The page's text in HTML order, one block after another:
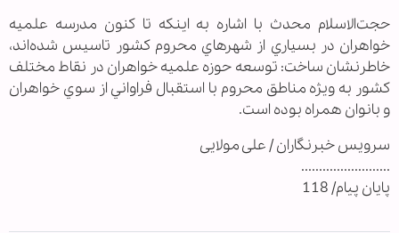
حجت‌الاسلام محدث با اشاره به اينكه تا كنون مدرسه علميه
خواهران در بسياري از شهرهاي محروم كشور تاسيس شده‌اند،
خاطرنشان ساخت: توسعه حوزه‌ علميه خواهران در نقاط مختلف
كشور به ويژه مناطق محروم با استقبال فراواني از سوي خواهران
و بانوان همراه بوده است.
سرویس خبرنگاران / علی مولایی
.........................
پایان پیام/ 118